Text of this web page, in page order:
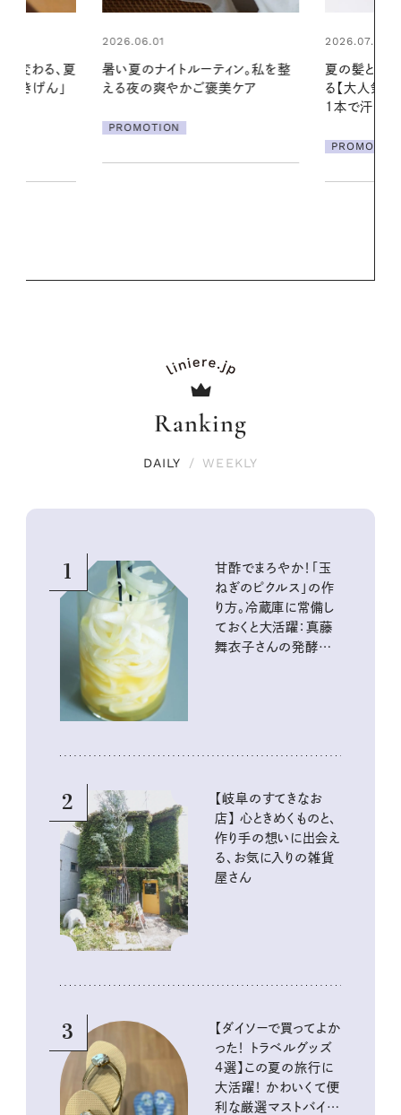
ン。私を整
ケア
2026.07.24
夏の髪と心が瞬時にリフレッシュす
る【大人気のドライシャンプー】 この
2026.06.01
真夏に向け
やりジェルと
地よくうるお
Ranking
DAILY / WEEKLY
1
甘酢でまろやか！「玉
ねぎのピクルス」の作
り方。冷蔵庫に常備し
ておくと大活躍：真藤
舞衣子さんの発酵と
2
【岐阜のすてきなお
店】 心ときめくものと、
作り手の想いに出会え
る、お気に入りの雑貨
屋さん
3
【ダイソーで買ってよか
った！ トラベルグッズ
4選】この夏の旅行に
大活躍！ かわいくて便
利な厳選マストバイア